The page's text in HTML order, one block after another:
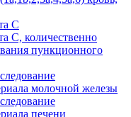
C
C, количественно
пункционного
молочной железы
печени